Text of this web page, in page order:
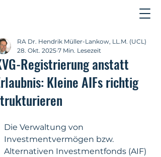
Registrierung anstatt
Kleine AIFs richtig
RA Dr. Hendrik Müller-Lankow, LL.M. (UCL)
28. Okt. 2025 7 Min. Lesezeit
Die Verwaltung von
Investmentvermögen bzw.
Alternativen Investmentfonds (AIF)